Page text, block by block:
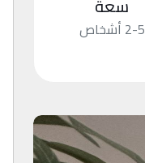
سعة
2-5 أشخاص